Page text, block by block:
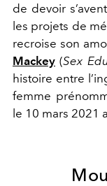
de devoir
les projets de
recroise son
Mackey (Sex
histoire entre
femme
le 10 mars 2021